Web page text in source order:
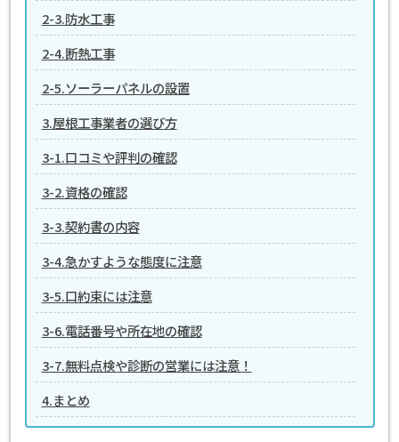
2-3.防水工事
2-4.断熱工事
2-5.ソーラーパネルの設置
3.屋根工事業者の選び方
3-1.口コミや評判の確認
3-2.資格の確認
3-3.契約書の内容
3-4.急かすような態度に注意
3-5.口約束には注意
3-6.電話番号や所在地の確認
3-7.無料点検や診断の営業には注意！
4.まとめ